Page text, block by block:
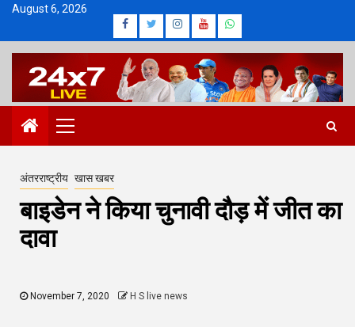
Skip
content
August 6, 2026
Facebook
Twitter
Instagram
Youtube
Whatsapp
Primary
Menu
अंतरराष्ट्रीय खास खबर
बाइडेन ने किया चुनावी दौड़ में जीत का
दावा
November 7, 2020 H S live news